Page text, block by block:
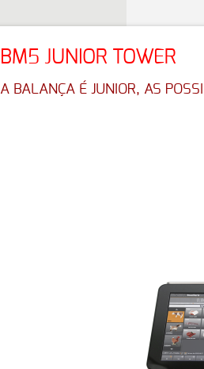
BM5 JUNIOR TOWER
A BALANÇA É JUNIOR, AS